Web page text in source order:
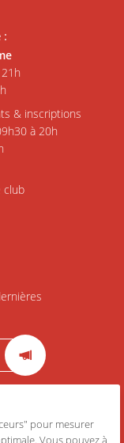
:
& inscriptions
à 20h
club
pour mesurer
Vous pouvez à